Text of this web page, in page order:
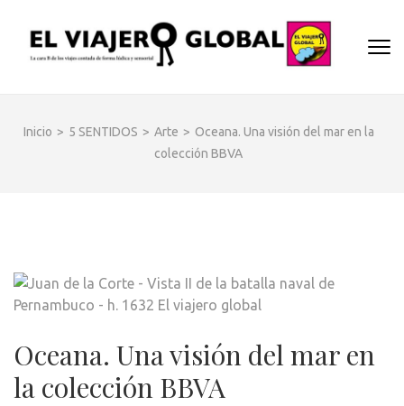
contenido
Intro)
EL
Un
cara B de
sabores
Inicio > 5 SENTIDOS > Arte > Oceana. Una visión del mar en la
colección BBVA
Oceana. Una visión del mar en
la colección BBVA